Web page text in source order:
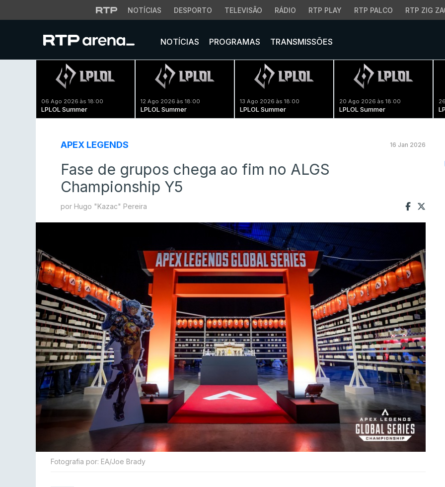
NOTÍCIAS DESPORTO TELEVISÃO RÁDIO RTP PLAY RTP PALCO RTP ZIG
NOTÍCIAS PROGRAMAS TRANSMISSÕES
06 Ago 2026 às 18:00
LPLOL Summer
12 Ago 2026 às 18:00
LPLOL Summer
13 Ago 2026 às 18:00
LPLOL Summer
20 Ago 2026 às 18:00
LPLOL Summer
APEX LEGENDS 16 Jan 2026
Fase de grupos chega ao fim no ALGS
Championship Y5
por Hugo "Kazac" Pereira
Fotografia por: EA/Joe Brady